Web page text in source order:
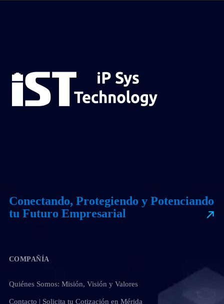
Conectando, Protegiendo y Potenciando
tu Futuro Empresarial
COMPAÑÍA
Quiénes Somos: Misión, Visión y Valores
Contacto | Solicita tu Cotización en Mérida